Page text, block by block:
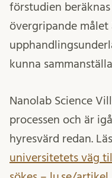
förstudien
övergripande målet
kunna
Nanolab Science
processen och är
hyresvärd redan.
universitetets väg